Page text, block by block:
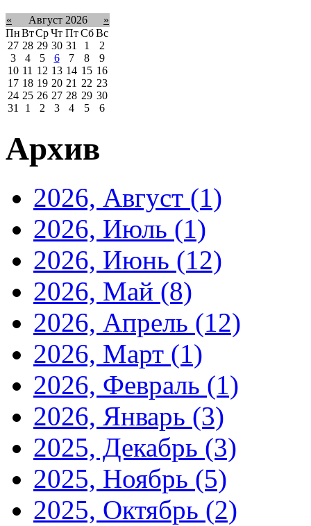
« Август 2026
»
ПнВтСрЧт Пт Сб Вс
27 28 29 30 31 1
2
3
4 5 6 7 8
9
10 11 12 13 14 15 16
17 18 19 20 21 22 23
24 25 26 27 28 29 30
31
1 2 3 4 5 6
Архив
2026, Август (1)
2026, Июль (1)
2026, Июнь (12)
2026, Май (8)
2026, Апрель (12)
2026, Март (1)
2026, Февраль (1)
2026, Январь (3)
2025, Декабрь (3)
2025, Ноябрь (5)
2025, Октябрь (2)